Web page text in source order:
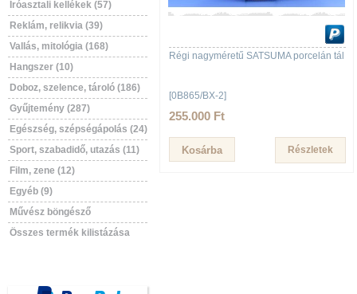
Íróasztali kellékek (57)
Reklám, relikvia (39)
Vallás, mitológia (168)
Hangszer (10)
Doboz, szelence, tároló (186)
Gyűjtemény (287)
Egészség, szépségápolás (24)
Sport, szabadidő, utazás (11)
Film, zene (12)
Egyéb (9)
Művész böngésző
Összes termék kilistázása
Régi nagyméretű SATSUMA porcelán tál
[0B865/BX-2]
255.000 Ft
Részletek